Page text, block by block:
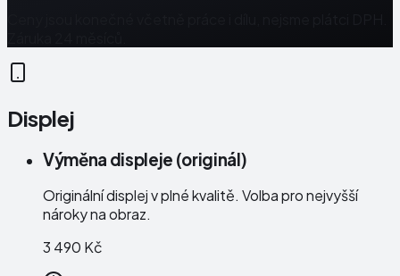
Displej
Výměna displeje (originál)
Originální displej v plné kvalitě. Volba pro nejvyšší
nároky na obraz.
3 490 Kč